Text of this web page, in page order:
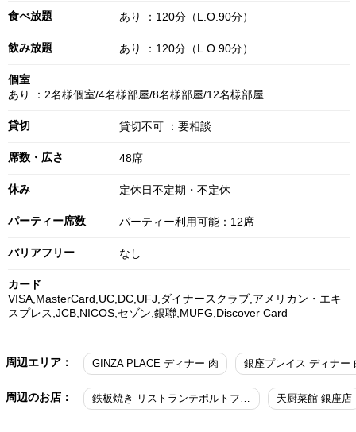
食べ放題 あり ：120分（L.O.90分）
飲み放題 あり ：120分（L.O.90分）
個室
あり ：2名様個室/4名様部屋/8名様部屋/12名様部屋
貸切 貸切不可 ：要相談
席数・広さ 48席
休み 定休日不定期・不定休
パーティー席数 パーティー利用可能：12席
バリアフリー なし
カード
VISA,MasterCard,UC,DC,UFJ,ダイナースクラブ,アメリカン・エキ
スプレス,JCB,NICOS,セゾン,銀聯,MUFG,Discover Card
周辺エリア： GINZA PLACE ディナー 肉 銀座プレイス ディナー
周辺のお店： 鉄板焼き リストランテポルトファーロ 天厨菜館 銀座店